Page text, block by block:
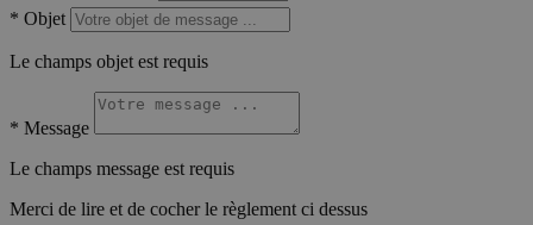
* Objet
Le champs objet est requis
* Message
Le champs message est requis
Merci de lire et de cocher le règlement ci dessus